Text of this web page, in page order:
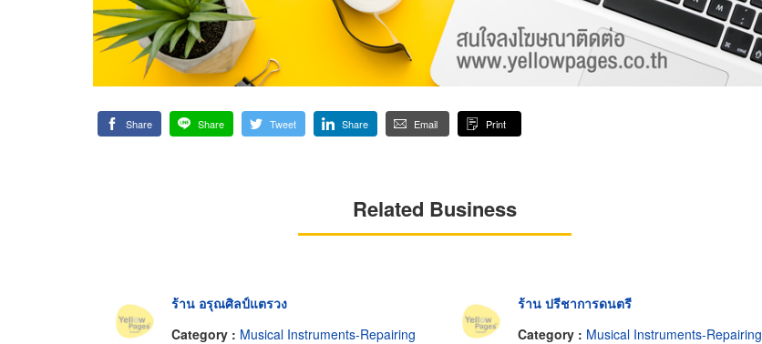
Share Share Tweet Share Email Print
Related Business
ร้าน อรุณศิลป์แตรวง
Category : Musical Instruments-Repairing
ร้าน ปรีชาการดนตรี
Category : Musical Instruments-Repairing